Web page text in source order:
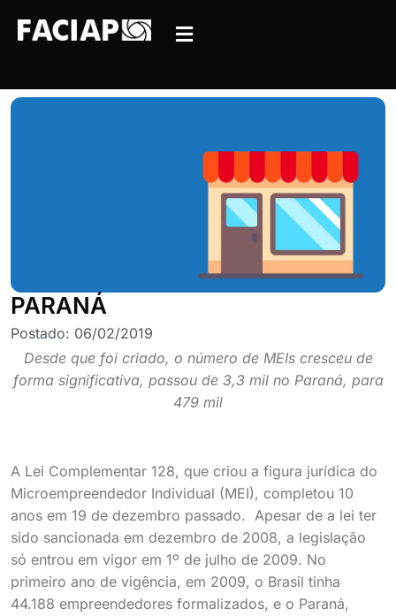
PARANÁ
Postado: 06/02/2019
Desde que foi criado, o número de MEIs cresceu de
forma significativa, passou de 3,3 mil no Paraná, para
479 mil
A Lei Complementar 128, que criou a figura jurídica do
Microempreendedor Individual (MEI), completou 10
anos em 19 de dezembro passado. Apesar de a lei ter
sido sancionada em dezembro de 2008, a legislação
só entrou em vigor em 1º de julho de 2009. No
primeiro ano de vigência, em 2009, o Brasil tinha
44.188 empreendedores formalizados, e o Paraná,